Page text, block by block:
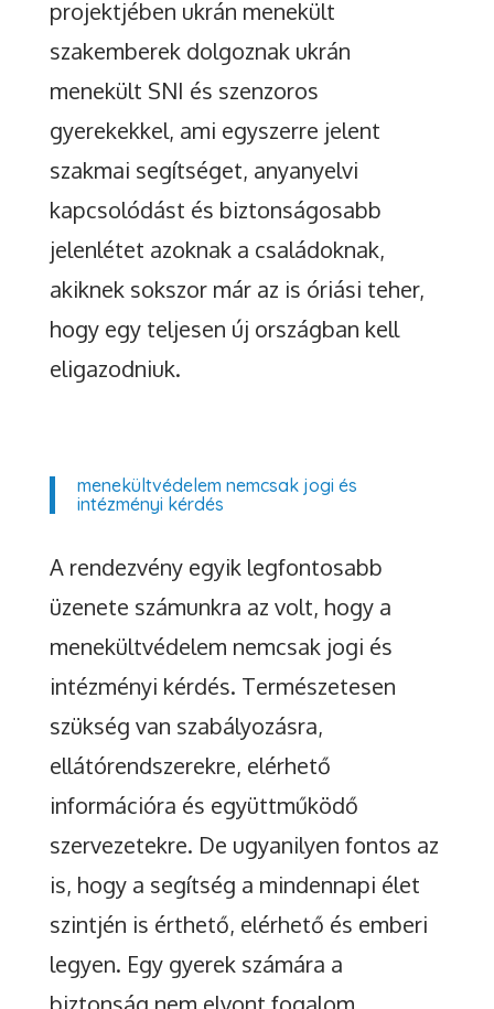
projektjében ukrán menekült
szakemberek dolgoznak ukrán
menekült SNI és szenzoros
gyerekekkel, ami egyszerre jelent
szakmai segítséget, anyanyelvi
kapcsolódást és biztonságosabb
jelenlétet azoknak a családoknak,
akiknek sokszor már az is óriási teher,
hogy egy teljesen új országban kell
eligazodniuk.
menekültvédelem nemcsak jogi és
intézményi kérdés
A rendezvény egyik legfontosabb
üzenete számunkra az volt, hogy a
menekültvédelem nemcsak jogi és
intézményi kérdés. Természetesen
szükség van szabályozásra,
ellátórendszerekre, elérhető
információra és együttműködő
szervezetekre. De ugyanilyen fontos az
is, hogy a segítség a mindennapi élet
szintjén is érthető, elérhető és emberi
legyen. Egy gyerek számára a